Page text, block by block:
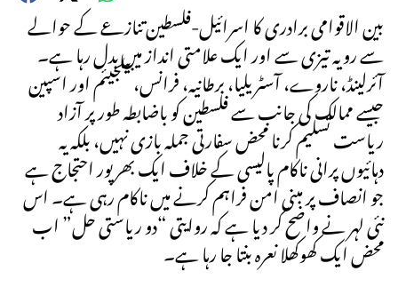
بین الاقوامی برادری کا اسرائیل-فلسطین تنازعے کے حوالے
سے رویہ تیزی سے اور ایک علامتی انداز میں بدل رہا ہے۔
آئرلینڈ، ناروے، آسٹریلیا، برطانیہ، فرانس، بیلجیئم اور اسپین
جیسے ممالک کی جانب سے فلسطین کو باضابطہ طور پر آزاد
ریاست تسلیم کرنا محض سفارتی جملہ بازی نہیں، بلکہ یہ
دہائیوں پرانی ناکام پالیسی کے خلاف ایک بھرپور احتجاج ہے
جو انصاف پر مبنی امن فراہم کرنے میں ناکام رہی ہے۔ اس
نئی لہر نے واضح کر دیا ہے کہ روایتی “دو ریاستی حل” اب
محض ایک کھوکھلا نعرہ بنتا جا رہا ہے۔